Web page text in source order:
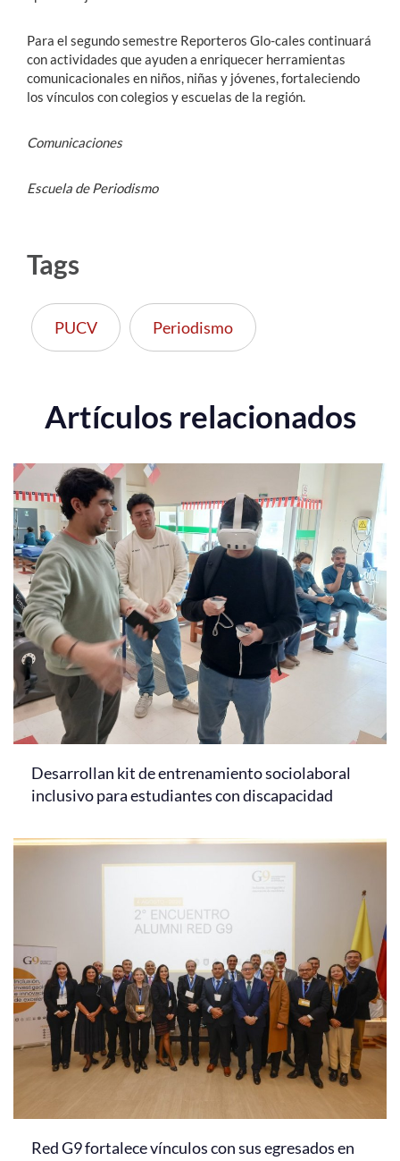
Para el segundo semestre Reporteros Glo-cales continuará
con actividades que ayuden a enriquecer herramientas
comunicacionales en niños, niñas y jóvenes, fortaleciendo
los vínculos con colegios y escuelas de la región.
Comunicaciones
Escuela de Periodismo
Tags
PUCV Periodismo
Artículos relacionados
Desarrollan kit de entrenamiento sociolaboral
inclusivo para estudiantes con discapacidad
Red G9 fortalece vínculos con sus egresados en